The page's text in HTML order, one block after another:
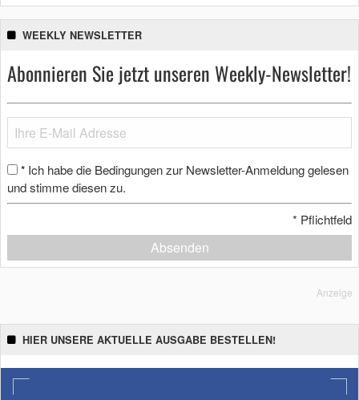
WEEKLY NEWSLETTER
Abonnieren Sie jetzt unseren Weekly-Newsletter!
* Ich habe die Bedingungen zur Newsletter-Anmeldung gelesen
und stimme diesen zu.
* Pflichtfeld
Absenden
Anzeige
HIER UNSERE AKTUELLE AUSGABE BESTELLEN!